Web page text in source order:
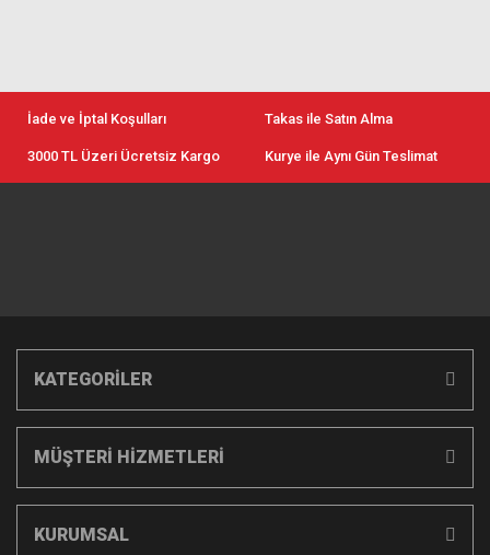
İade ve İptal Koşulları Takas ile Satın Alma
3000 TL Üzeri Ücretsiz Kargo Kurye ile Aynı Gün Teslimat
KATEGORİLER
MÜŞTERİ HİZMETLERİ
KURUMSAL